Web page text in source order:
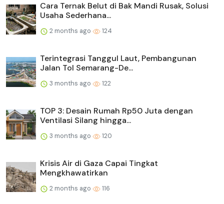
Cara Ternak Belut di Bak Mandi Rusak, Solusi
Usaha Sederhana...
2 months ago 124
Terintegrasi Tanggul Laut, Pembangunan
Jalan Tol Semarang-De...
3 months ago 122
TOP 3: Desain Rumah Rp50 Juta dengan
Ventilasi Silang hingga...
3 months ago 120
Krisis Air di Gaza Capai Tingkat
Mengkhawatirkan
2 months ago 116